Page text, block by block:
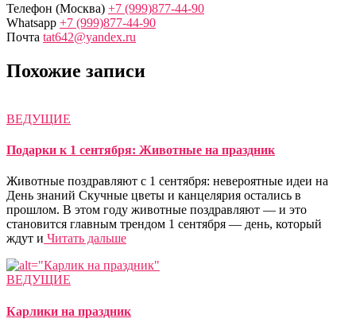
Телефон (Москва) +7 (999)877-44-90
Whatsapp +7 (999)877-44-90
Почта tat642@yandex.ru
Похожие записи
ВЕДУЩИЕ
Подарки к 1 сентября: Животные на праздник
Животные поздравляют с 1 сентября: невероятные идеи на
День знаний Скучные цветы и канцелярия остались в
прошлом. В этом году животные поздравляют — и это
становится главным трендом 1 сентября — день, который
ждут и Читать дальше
ВЕДУЩИЕ
Карлики на праздник